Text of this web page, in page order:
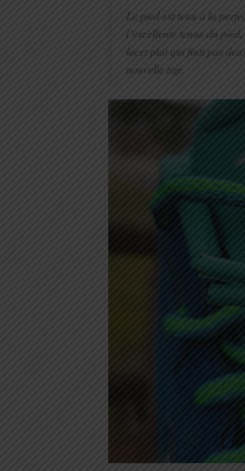
Le pied est tenu à la
l’excellente tenue du
lacet plat qui finit par
nouvelle tige.